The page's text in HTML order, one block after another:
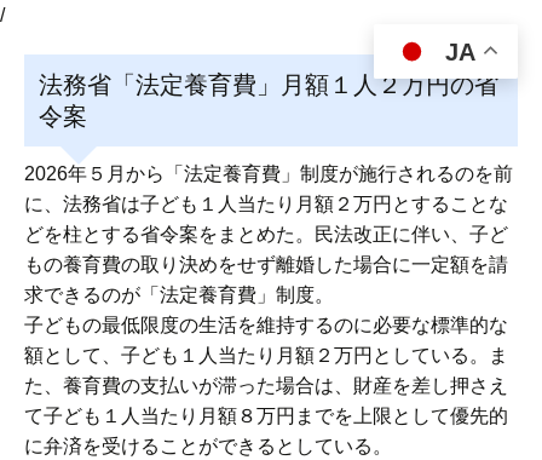
/
法務省「法定養育費」月額１人２万円の省
令案
2026年５月から「法定養育費」制度が施行されるのを前
に、法務省は子ども１人当たり月額２万円とすることな
どを柱とする省令案をまとめた。民法改正に伴い、子ど
もの養育費の取り決めをせず離婚した場合に一定額を請
求できるのが「法定養育費」制度。
子どもの最低限度の生活を維持するのに必要な標準的な
額として、子ども１人当たり月額２万円としている。ま
た、養育費の支払いが滞った場合は、財産を差し押さえ
て子ども１人当たり月額８万円までを上限として優先的
に弁済を受けることができるとしている。
JA